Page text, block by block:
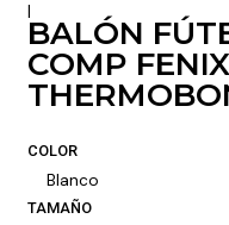
|
BALÓN
COMP FENIX
COLOR
Blanco
TAMAÑO